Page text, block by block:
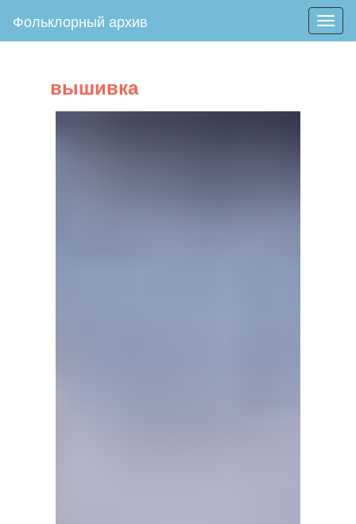
Фольклорный архив
вышивка